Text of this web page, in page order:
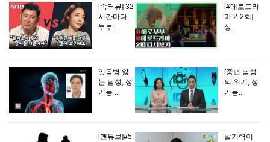
[속터뷰] 32
시간마다
부부..
[#애로드라
마 2-2회]
상..
잇몸병 앓
는 남성, 성
기능 ..
[중년 남성
의 위기, 성
기능..
[맨튜브]#5.
발기력이